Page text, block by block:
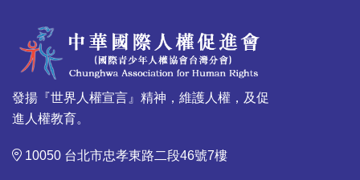
發揚『世界人權宣言』精神，維護人權，及促
進人權教育。
10050 台北市忠孝東路二段46號7樓